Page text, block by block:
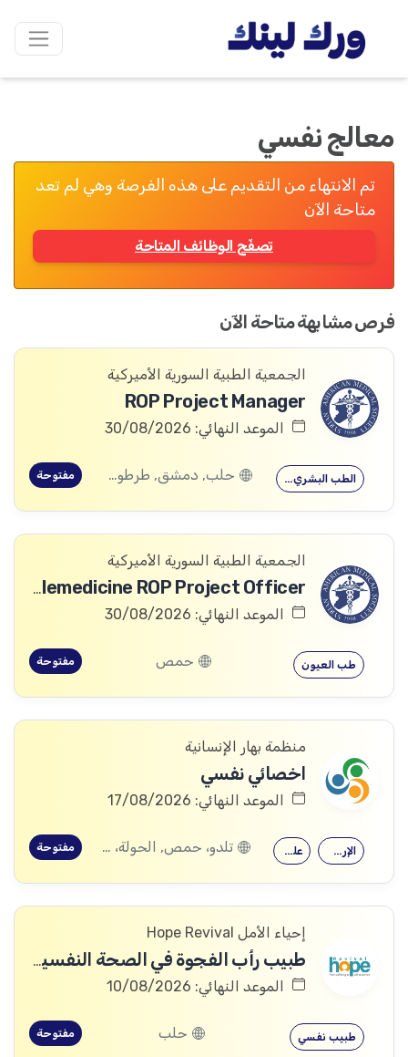
معالج نفسي
تم الانتهاء من التقديم على هذه الفرصة وهي لم تعد
متاحة الآن
تصفّح الوظائف المتاحة
فرص مشابهة متاحة الآن
الجمعية الطبية السورية الأميركية
ROP Project Manager
الموعد النهائي: 30/08/2026
الطب البشري… حلب, دمشق, طرطوس, ريف دمشق, ديرالزور, درعا, السويداء, إدلب, القنيطرة, اللاذقية, الرقة, حمص, الحسكة, حماة مفتوحة
الجمعية الطبية السورية الأميركية
Telemedicine ROP Project Officer
الموعد النهائي: 30/08/2026
طب العيون حمص مفتوحة
منظمة بهار الإنسانية
اخصائي نفسي
الموعد النهائي: 17/08/2026
علم النفس الإرشاد النفسي تلدو، حمص, الحولة، حمص مفتوحة
إحياء الأمل Hope Revival
طبيب رأب الفجوة في الصحة النفسية (mhGAP Doctor)
الموعد النهائي: 10/08/2026
طبيب نفسي حلب مفتوحة